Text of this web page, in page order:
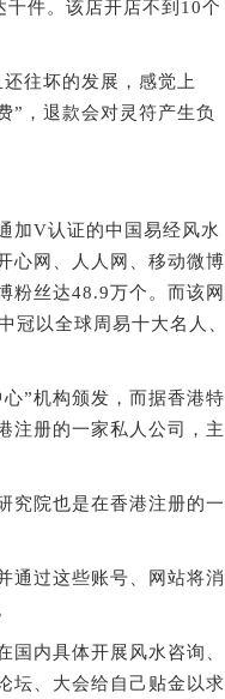
件。该店开店不到10个
往坏的发展，感觉上
”，退款会对灵符产生负
V认证的中国易经风水
心网、人人网、移动微博
粉丝达48.9万个。而该网
冠以全球周易十大名人、
”机构颁发，而据香港特
注册的一家私人公司，主
院也是在香港注册的一
过这些账号、网站将消
内具体开展风水咨询、
坛、大会给自己贴金以求